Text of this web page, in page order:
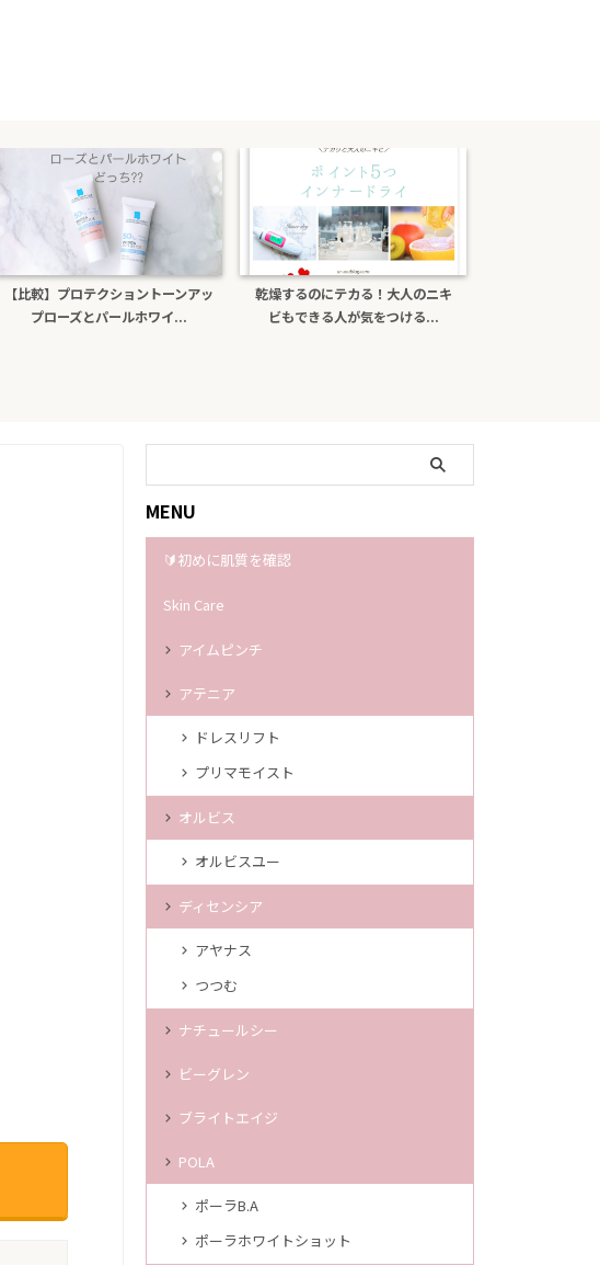
【比較】プロテクショントーンアッ
プローズとパールホワイ...
乾燥するのにテカる！大人のニキ
ビもできる人が気をつける...
MENU
🔰初めに肌質を確認
Skin Care
アイムピンチ
アテニア
ドレスリフト
プリマモイスト
オルビス
オルビスユー
ディセンシア
アヤナス
つつむ
ナチュールシー
ビーグレン
ブライトエイジ
POLA
ポーラB.A
ポーラホワイトショット